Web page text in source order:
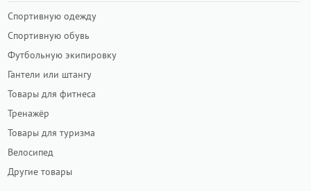
Спортивную одежду
Спортивную обувь
Футбольную экипировку
Гантели или штангу
Товары для фитнеса
Тренажёр
Товары для туризма
Велосипед
Другие товары